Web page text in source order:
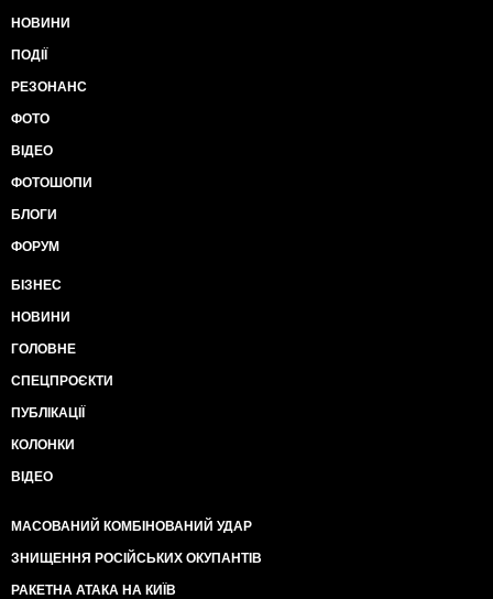
НОВИНИ
ПОДІЇ
РЕЗОНАНС
ФОТО
ВІДЕО
ФОТОШОПИ
БЛОГИ
ФОРУМ
БІЗНЕС
НОВИНИ
ГОЛОВНЕ
СПЕЦПРОЄКТИ
ПУБЛІКАЦІЇ
КОЛОНКИ
ВІДЕО
МАСОВАНИЙ КОМБІНОВАНИЙ УДАР
ЗНИЩЕННЯ РОСІЙСЬКИХ ОКУПАНТІВ
РАКЕТНА АТАКА НА КИЇВ